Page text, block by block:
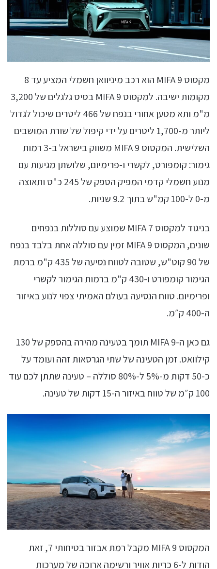
מקסוס MIFA 9 הוא רכב מיניוואן חשמלי המציע עד 8
מקומות ישיבה. למקסוס MIFA 9 בסיס גלגלים של 3,200
מ"מ ותא מטען אחורי בנפח של 466 ליטרים שיכול לגדול
ליותר מ-1,700 ליטרים על ידי קיפול של שורת המושבים
השלישית. המקסוס MIFA 9 משווק בישראל ב-3 רמות
גימור: קומפורט, לקשרי ו-פרימיום, שלושתן מגיעות עם
מנוע חשמלי קדמי המפיק הספק של 245 כ"ס ותאוצה
מ-0 ל-100 קמ"ש בתוך 9.2 שניות.
בניגוד למקסוס MIFA 7 שמוצע עם סוללות בנפחים
שונים, המקסוס MIFA 9 זמין עם סוללה אחת בלבד בנפח
של 90 קוט"ש, שטובה לטווח נסיעה של 435 ק"מ ברמת
הגימור קומפורט ו-430 ק"מ ברמות הגימור לקשרי
ופרימיום. טווח הנסיעה בעולם האמיתי צפוי לנוע באיזור
ה-400 ק״מ.
גם כאן ה-MIFA 9 תומך בטעינה מהירה בהספק של 130
קילוואט. זמן הטעינה של שתי הגרסאות זהה ועומד על
כ-50 דקות מ-5% ל-80% סוללה – טעינה שתתן לכם עוד
100 ק״מ של טווח באיזור ה-15 דקות של טעינה.
המקסוס MIFA 9 מקבל רמת אבזור בטיחותי 7, זאת
הודות ל-6 כריות אוויר ורשימה ארוכה של מערכות